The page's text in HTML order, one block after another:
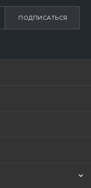
ПОДПИСАТЬСЯ